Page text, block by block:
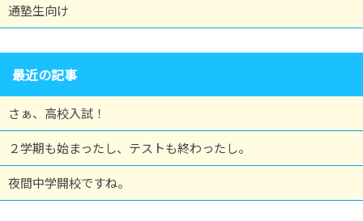
通塾生向け
最近の記事
さぁ、高校入試！
２学期も始まったし、テストも終わったし。
夜間中学開校ですね。